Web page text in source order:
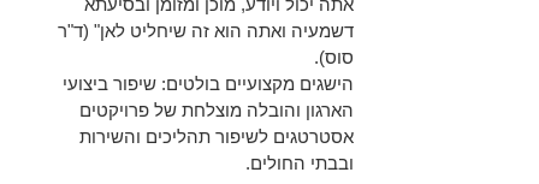
אתה יכול ויודע, מוכן ומזומן ובסיעתא
דשמעיה ואתה הוא זה שיחליט לאן" (ד"ר
סוס).
הישגים מקצועיים בולטים: שיפור ביצועי
הארגון והובלה מוצלחת של פרויקטים
אסטרטגים לשיפור תהליכים והשירות
ובבתי החולים.